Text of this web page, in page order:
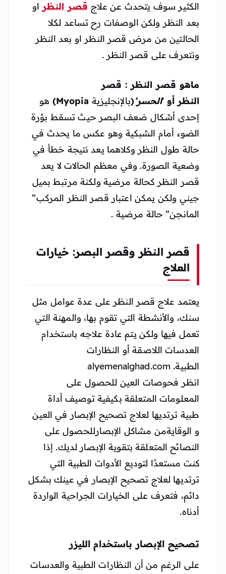
الكثير سوف يتحدث عن علاج قصر النظر او
بعد النظر ولكن الوصفات رح تساعد لكلا
الحالتين من مرض قصر النظر او بعد النظر
ونتعرف على قصر النظر .
ماهو قصر النظر : قصر
النظر أو ‘الحسر’(بالإنجليزية Myopia)
هو
إحدى أشكال ضعف البصر حيث تسقط بؤرة
الضوء أمام الشبكية وهو عكس ما يحدث في
حالة طول النظر وكلاهما يعد نتيجة خطأ في
وضعية الصورة. وفي معظم الحالات لا يعد
قصر النظر كحالة مرضية ولكنة مرتبط بميل
جيني ولكن يمكن اعتبار قصر النظر المركب”
المانجن” حالة مرضية .
قصر النظر وقصر البصر: خيارات
العلاج
يعتمد علاج قصر النظر على عدة عوامل مثل
سنك، والأنشطة التي تقوم بها، والمهنة التي
تعمل فيها ولكن يتم عادة علاجه باستخدام
العدسات اللاصقة أو النظارات
الطبية. alyemenalghad.com
انظر فحوصات العين للحصول على
المعلومات المتعلقة بكيفية توصيف أداة
طبية ترتديها لعلاج تصحيح الإبصار في العين
و الوقايةمن مشاكل الإبصارللحصول على
النصائح المتعلقة بتقوية الإبصار لديك. إذا
كنت مستعدًا لتوديع الأدوات الطبية التي
ترتديها لعلاج تصحيح الإبصار في عينك بشكل
دائم، فتعرف على الخيارات الجراحية الواردة
أدناه.
تصحيح الإبصار باستخدام الليزر
على الرغم من أن النظارات الطبية والعدسات